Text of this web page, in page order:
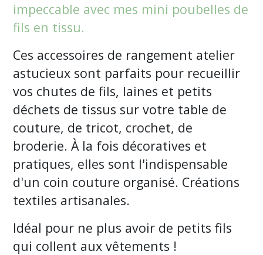
impeccable avec mes mini poubelles de
fils en tissu.
Ces accessoires de rangement atelier
astucieux sont parfaits pour recueillir
vos chutes de fils, laines et petits
déchets de tissus sur votre table de
couture, de tricot, crochet, de
broderie. À la fois décoratives et
pratiques, elles sont l'indispensable
d'un coin couture organisé. Créations
textiles artisanales.
Idéal pour ne plus avoir de petits fils
qui collent aux vêtements !
aiguille
-
Needle
(10)
Poubelles
Fils
Rangement
Atelier
(8)
Cartonnettes
-
fils
(3)